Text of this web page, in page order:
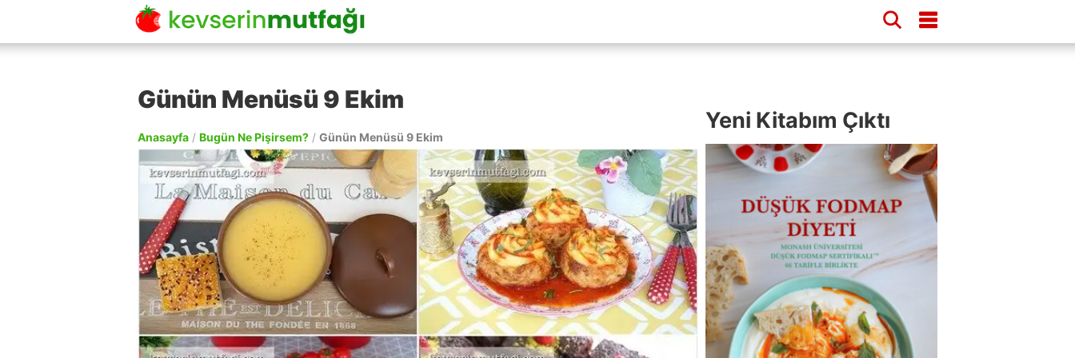
Günün Menüsü 9 Ekim
Anasayfa / Bugün Ne Pişirsem? / Günün Menüsü 9 Ekim
Yeni Kitabım Çıktı